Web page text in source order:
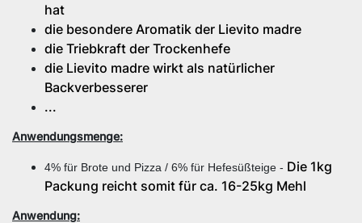
hat
die besondere Aromatik der Lievito madre
die Triebkraft der Trockenhefe
die Lievito madre wirkt als natürlicher
Backverbesserer
...
Anwendungsmenge:
4% für Brote und Pizza / 6% für Hefesüßteige - Die 1kg
Packung reicht somit für ca. 16-25kg Mehl
Anwendung: